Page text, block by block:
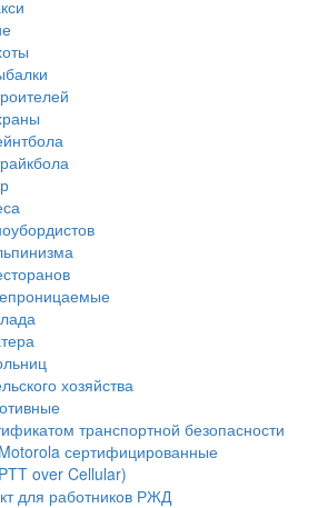
хозяйства
транспортной безопасности
Motorola сертифицированные
over Cellular)
для работников РЖД